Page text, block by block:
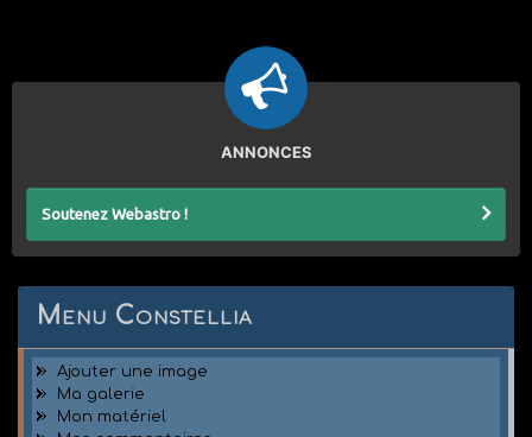
ANNONCES
Soutenez Webastro !
Menu Constellia
Ajouter une image
Ma galerie
Mon matériel